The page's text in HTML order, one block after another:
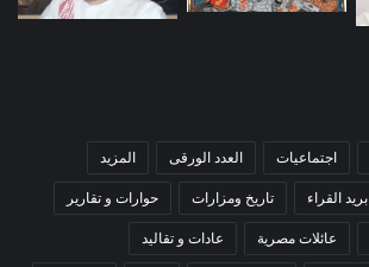
اجتماعيات العدد الورقى المزيد
بريد القراء تاريخ ومزارات حوارات و تقارير
عائلات مصرية عادات و تقاليد